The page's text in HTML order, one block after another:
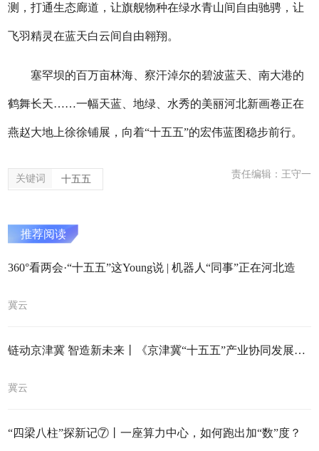
测，打通生态廊道，让旗舰物种‌在绿水青山间自由驰骋，让
飞羽精灵在蓝天白云间自由翱翔。
塞罕坝的百万亩林海、察汗淖尔的碧波蓝天、南大港的
鹤舞长天……一幅天蓝、地绿、水秀的美丽河北新画卷正在
燕赵大地上徐徐铺展，向着“十五五”的宏伟蓝图稳步前行。
关键词 十五五 责任编辑：王守一
推荐阅读
360°看两会·“十五五”这Young说 | 机器人“同事”正在河北造
冀云
链动京津冀 智造新未来丨《京津冀“十五五”产业协同发展倡议》发布
冀云
“四梁八柱”探新记⑦丨一座算力中心，如何跑出加“数”度？